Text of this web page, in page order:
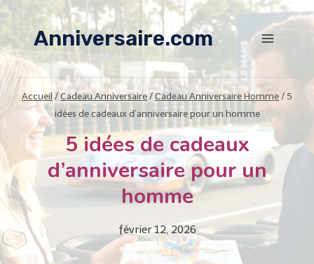
contenu
Anniversaire.com
Accueil /Cadeau Anniversaire/Cadeau Anniversaire Homme/ 5
idées de cadeaux d’anniversaire pour un homme
5 idées de cadeaux
d’anniversaire pour un
homme
février 12, 2026